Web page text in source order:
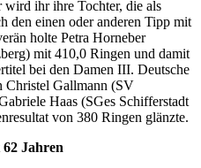
wird ihr ihre Tochter, die als
den einen oder anderen Tipp mit
holte Petra Horneber
mit 410,0 Ringen und damit
bei den Damen III. Deutsche
Christel Gallmann (SV
Haas (SGes Schifferstadt
von 380 Ringen glänzte.
Jahren